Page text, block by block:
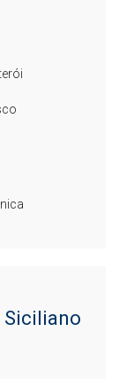
Siciliano